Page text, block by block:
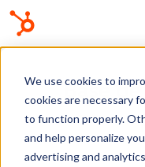
We use cookies to
cookies are necessary
to function properly.
and help personalize
advertising and
Base de